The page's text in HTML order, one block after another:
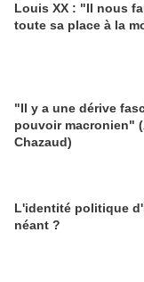
Louis XX : "Il nous
toute sa place à la
"Il y a une dérive
pouvoir macronien"
Chazaud)
L'identité politique
néant ?